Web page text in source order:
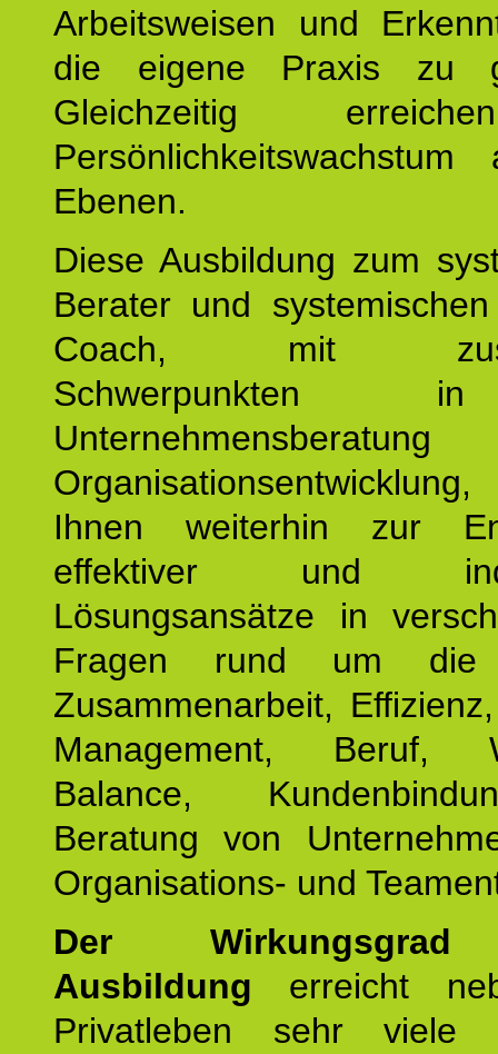
Arbeitsweisen und
die eigene Praxis zu
Gleichzeitig
Ebenen.
Diese Ausbildung zum
Berater und
Coach, mit
Schwerpunkten
Ihnen weiterhin zur
effektiver und
Lösungsansätze in
Fragen rund um die
Zusammenarbeit,
Management, Beruf,
Balance,
Beratung von
Organisations- und
Der
Ausbildung erreicht
Privatleben sehr viele